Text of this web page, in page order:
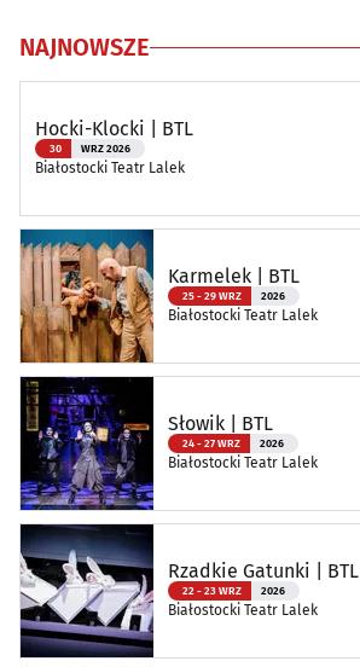
NAJNOWSZE
Hocki-Klocki | BTL
30 WRZ 2026
Białostocki Teatr Lalek
Karmelek | BTL
25 - 29 WRZ 2026
Białostocki Teatr Lalek
Słowik | BTL
24 - 27 WRZ 2026
Białostocki Teatr Lalek
Rzadkie Gatunki | BTL
22 - 23 WRZ 2026
Białostocki Teatr Lalek